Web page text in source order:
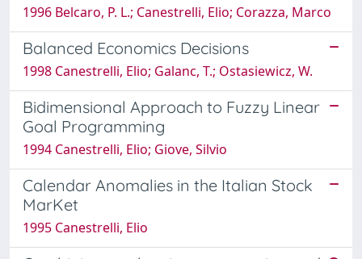
1996 Belcaro, P. L.; Canestrelli, Elio; Corazza, Marco
Balanced Economics Decisions
1998 Canestrelli, Elio; Galanc, T.; Ostasiewicz, W.
Bidimensional Approach to Fuzzy Linear
Goal Programming
1994 Canestrelli, Elio; Giove, Silvio
Calendar Anomalies in the Italian Stock
MarKet
1995 Canestrelli, Elio